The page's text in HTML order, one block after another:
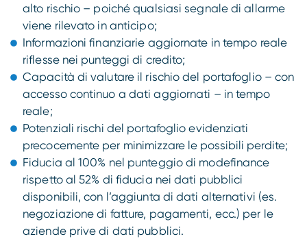
alto rischio – poiché qualsiasi segnale di allarme
viene rilevato in anticipo;
Informazioni finanziarie aggiornate in tempo reale
riflesse nei punteggi di credito;
Capacità di valutare il rischio del portafoglio – con
accesso continuo a dati aggiornati – in tempo
reale;
Potenziali rischi del portafoglio evidenziati
precocemente per minimizzare le possibili perdite;
Fiducia al 100% nel punteggio di modefinance
rispetto al 52% di fiducia nei dati pubblici
disponibili, con l’aggiunta di dati alternativi (es.
negoziazione di fatture, pagamenti, ecc.) per le
aziende prive di dati pubblici.